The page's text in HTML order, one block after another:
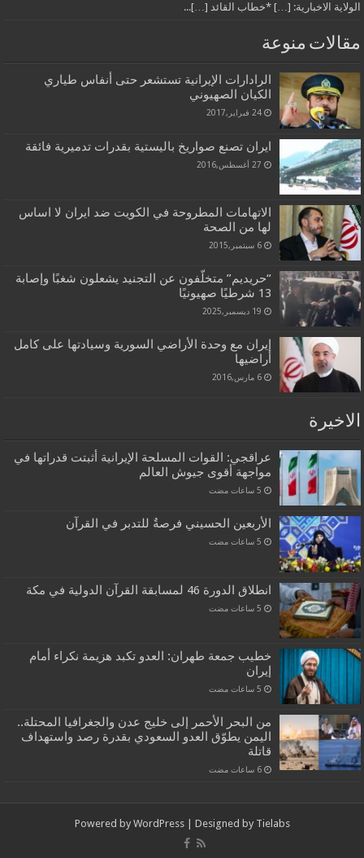
الولاية الاخبارية: […] *خطاب القائد […]...
مقالات منوعة
الرادارات الإيرانية تستشعر حتى أنفاس طياري
الكيان الصهيوني
24 فبراير,2017
ايران تصنع صواريخ باليستية بقدرات تدميرية فائقة
27 أغسطس,2016
الاتهامات المطروحة في الكويت ضد ايران لا اساس
لها من الصحة
6 سبتمبر,2015
“حريديم” متخلّفون عن التجنيد يشعلون شغبًا وإصابة
13 شرطيًا صهيونيًا
19 ديسمبر,2025
إيران مع وحدة الأراضي السورية وسيادتها على كامل
أراضيها
6 مارس,2016
الاخيرة
عراقجي: القوات المسلحة الإيرانية أثبتت قدراتها في
مواجهة أقوى جيوش العالم
الأربعين الحسيني فرصةٌ للتدبر في القرآن
انطلاق الدورة 46 لمسابقة القرآن الدولية في مكة
خطيب جمعة طهران: العدو تكبد هزيمة نكراء أمام
إيران
من البحر الأحمر إلى خليج عدن والجغرافيا المحتلة..
اليمن يطوّق العدو السعودي بقدرة رصد واستهداف
قاتلة
‏6 ساعات مضت
Powered by WordPress| Designed by Tielabs